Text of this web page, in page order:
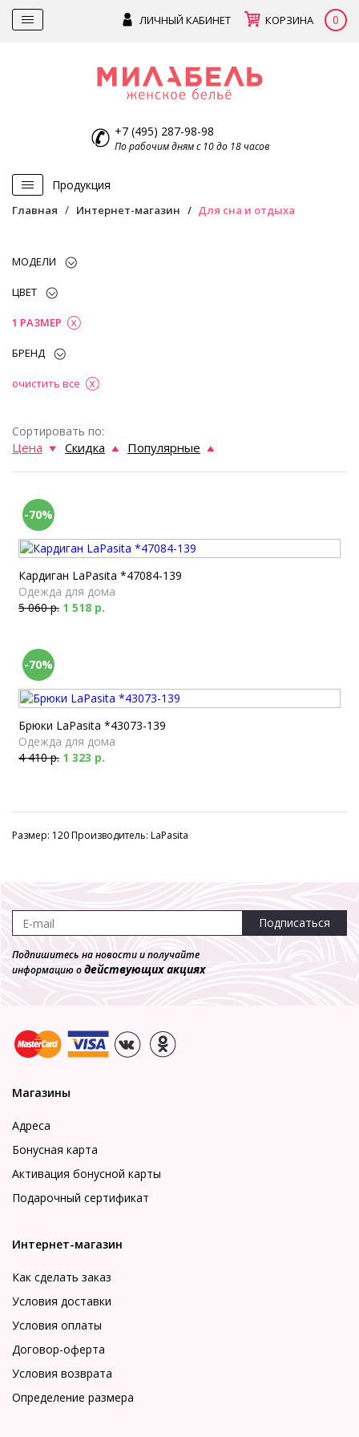
ЛИЧНЫЙ КАБИНЕТ КОРЗИНА 0
+7 (495) 287-98-98
По рабочим дням с 10 до 18 часов
Продукция
Главная Интернет-магазин Для сна и отдыха
МОДЕЛИ
ЦВЕТ
1 РАЗМЕР
БРЕНД
очистить все
Сортировать по:
Цена Скидка Популярные
-70%
Кардиган LaPasita *47084-139
Одежда для дома
5 060 р. 1 518 р.
-70%
Брюки LaPasita *43073-139
Одежда для дома
4 410 р. 1 323 р.
Размер: 120 Производитель: LaPasita
Подписаться
Подпишитесь на новости и получайте
информацию одействующих акциях
Магазины
Адреса
Бонусная карта
Активация бонусной карты
Подарочный сертификат
Интернет-магазин
Как сделать заказ
Условия доставки
Условия оплаты
Договор-оферта
Условия возврата
Определение размера